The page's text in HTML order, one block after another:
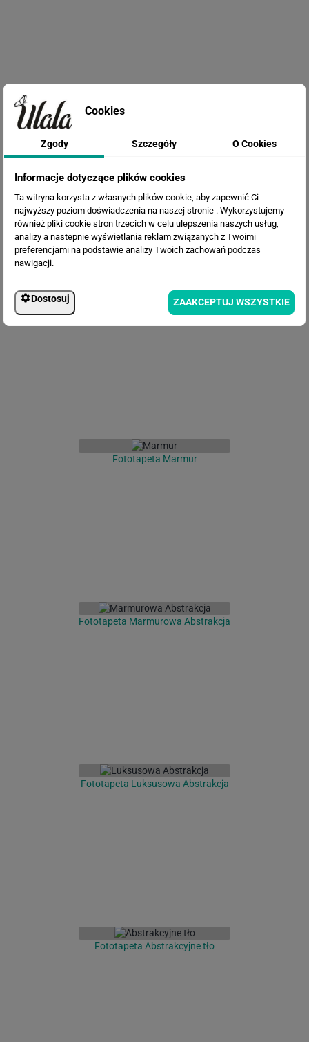
abstrakcja
Fototapeta Abstrakcja
Fototapeta Marmur
Fototapeta Marmurowa Abstrakcja
Fototapeta Luksusowa Abstrakcja
Fototapeta Abstrakcyjne tło
Cookies
Zgody Szczegóły O Cookies
Informacje dotyczące plików cookies
Ta witryna korzysta z własnych plików cookie, aby zapewnić Ci
najwyższy poziom doświadczenia na naszej stronie . Wykorzystujemy
również pliki cookie stron trzecich w celu ulepszenia naszych usług,
analizy a nastepnie wyświetlania reklam związanych z Twoimi
preferencjami na podstawie analizy Twoich zachowań podczas
nawigacji.
Dostosuj ZAAKCEPTUJ WSZYSTKIE